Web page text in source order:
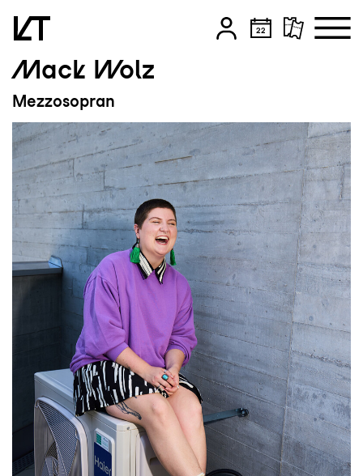
Zum Hauptinhalt springen
Zum Footer springen
Mack Wolz
Mezzosopran